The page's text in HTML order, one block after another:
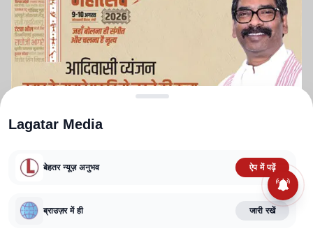
TERMS AND CONDITIONS
CORRECTIONS POLICY
FACT CHECKING POLICY
Lagatar Media
बेहतर न्यूज़ अनुभव ऐप में पढ़ें
ब्राउज़र में ही जारी रखें